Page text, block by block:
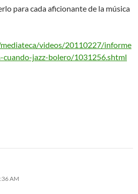
para cada aficionante de la música
videos/20110227/informe
cuando-jazz-bolero/1031256.shtml
AM